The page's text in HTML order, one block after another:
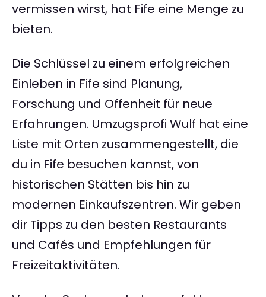
vermissen wirst, hat Fife eine Menge zu
bieten.
Die Schlüssel zu einem erfolgreichen
Einleben in Fife sind Planung,
Forschung und Offenheit für neue
Erfahrungen. Umzugsprofi Wulf hat eine
Liste mit Orten zusammengestellt, die
du in Fife besuchen kannst, von
historischen Stätten bis hin zu
modernen Einkaufszentren. Wir geben
dir Tipps zu den besten Restaurants
und Cafés und Empfehlungen für
Freizeitaktivitäten.